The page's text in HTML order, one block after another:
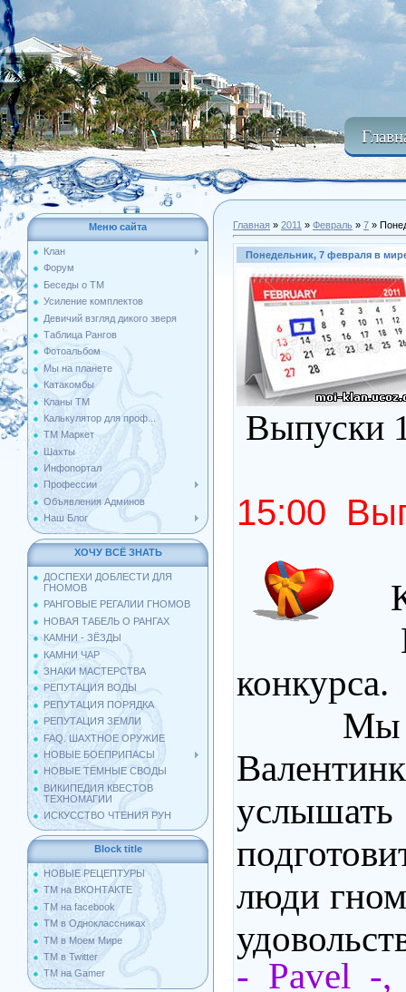
Меню сайта
Клан
Форум
Беседы о ТМ
Усиление комплектов
Девичий взгляд дикого зверя
Таблица Рангов
Фотоальбом
Мы на планете
Катакомбы
Кланы ТМ
Калькулятор для проф...
ТМ Маркет
Шахты
Инфопортал
Профессии
Объявления Админов
Наш Блог
ХОЧУ ВСЁ ЗНАТЬ
ДОСПЕХИ ДОБЛЕСТИ ДЛЯ
ГНОМОВ
РАНГОВЫЕ РЕГАЛИИ ГНОМОВ
НОВАЯ ТАБЕЛЬ О РАНГАХ
КАМНИ - ЗЁЗДЫ
КАМНИ ЧАР
ЗНАКИ МАСТЕРСТВА
РЕПУТАЦИЯ ВОДЫ
РЕПУТАЦИЯ ПОРЯДКА
РЕПУТАЦИЯ ЗЕМЛИ
FAQ. ШАХТНОЕ ОРУЖИЕ
НОВЫЕ БОЕПРИПАСЫ
НОВЫЕ ТЁМНЫЕ СВОДЫ
ВИКИПЕДИЯ КВЕСТОВ
ТЕХНОМАГИИ
ИСКУССТВО ЧТЕНИЯ РУН
Block title
НОВЫЕ РЕЦЕПТУРЫ
ТМ на ВКОНТАКТЕ
ТМ на facebook
ТМ в Одноклассниках
ТМ в Моем Мире
ТМ в Twitter
ТМ на Gamer
Главная » 2011 » Февраль » 7 »
Понедельник, 7 февраля в
Выпуски
15:00
конкурса.
Мы
люди
- Pavel